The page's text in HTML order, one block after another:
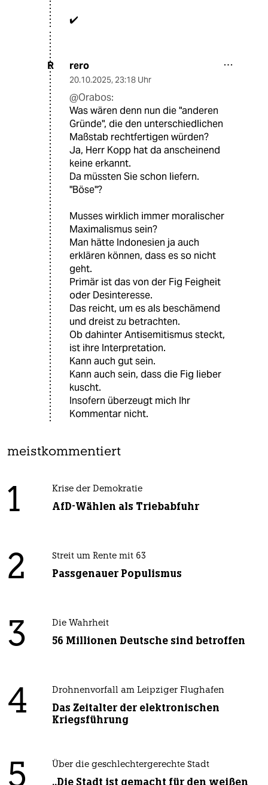
✔️
R rero
20.10.2025, 23:18 Uhr
@Orabos:
Was wären denn nun die "anderen
Gründe", die den unterschiedlichen
Maßstab rechtfertigen würden?
Ja, Herr Kopp hat da anscheinend
keine erkannt.
Da müssten Sie schon liefern.
"Böse"?
Musses wirklich immer moralischer
Maximalismus sein?
Man hätte Indonesien ja auch
erklären können, dass es so nicht
geht.
Primär ist das von der Fig Feigheit
oder Desinteresse.
Das reicht, um es als beschämend
und dreist zu betrachten.
Ob dahinter Antisemitismus steckt,
ist ihre Interpretation.
Kann auch gut sein.
Kann auch sein, dass die Fig lieber
kuscht.
Insofern überzeugt mich Ihr
Kommentar nicht.
meistkommentiert
1 Krise der Demokratie
AfD-Wählen als Triebabfuhr
2 Streit um Rente mit 63
Passgenauer Populismus
3 Die Wahrheit
56 Millionen Deutsche sind betroffen
4 Drohnenvorfall am Leipziger Flughafen
Das Zeitalter der elektronischen
Kriegsführung
5 Über die geschlechtergerechte Stadt
„Die Stadt ist gemacht für den weißen